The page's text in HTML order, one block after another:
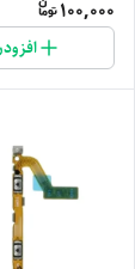
100,000